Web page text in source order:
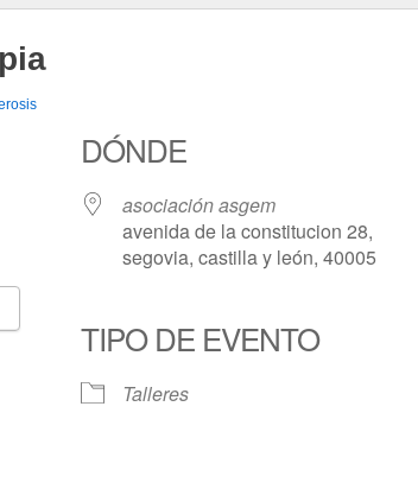
Google Calendar
DÓNDE
asociación asgem
avenida de la constitucion 28,
segovia, castilla y león, 40005
TIPO DE EVENTO
Talleres